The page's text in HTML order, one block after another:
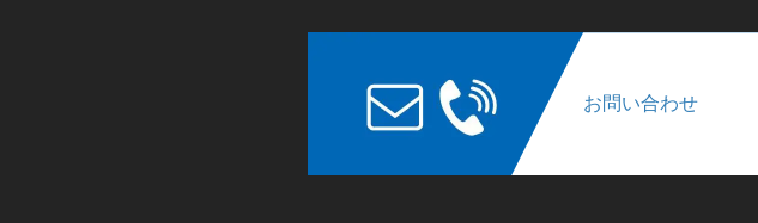
お問い合わせ